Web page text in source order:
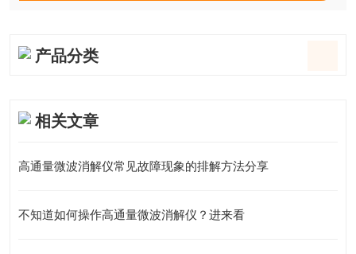
产品分类
相关文章
高通量微波消解仪常见故障现象的排解方法分享
不知道如何操作高通量微波消解仪？进来看